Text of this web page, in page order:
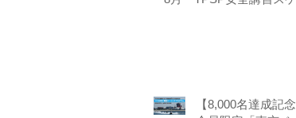
【8,000名達成記